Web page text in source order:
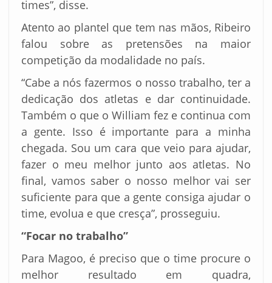
times”, disse.
Atento ao plantel que tem nas mãos, Ribeiro
falou sobre as pretensões na maior
competição da modalidade no país.
“Cabe a nós fazermos o nosso trabalho, ter a
dedicação dos atletas e dar continuidade.
Também o que o William fez e continua com
a gente. Isso é importante para a minha
chegada. Sou um cara que veio para ajudar,
fazer o meu melhor junto aos atletas. No
final, vamos saber o nosso melhor vai ser
suficiente para que a gente consiga ajudar o
time, evolua e que cresça”, prosseguiu.
“Focar no trabalho”
Para Magoo, é preciso que o time procure o
melhor resultado em quadra,